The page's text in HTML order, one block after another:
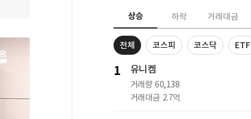
상승 하락 거래대금
전체 코스피 코스닥 ETF
1 유니켐
거래량 60,138
거래대금 2.7억